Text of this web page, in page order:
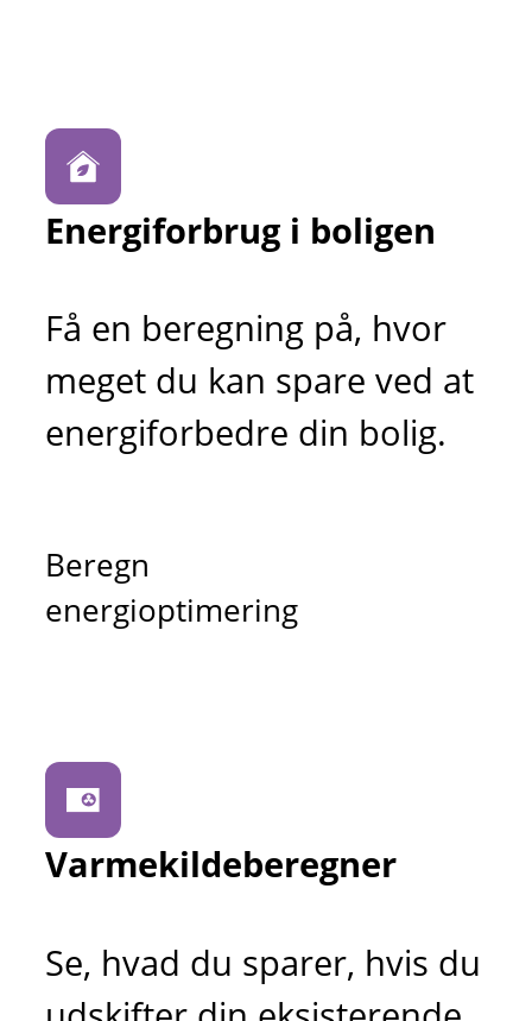
Energiforbrug i boligen
Få en beregning på, hvor
meget du kan spare ved at
energiforbedre din bolig.
Beregn
energioptimering
Varmekildeberegner
Se, hvad du sparer, hvis du